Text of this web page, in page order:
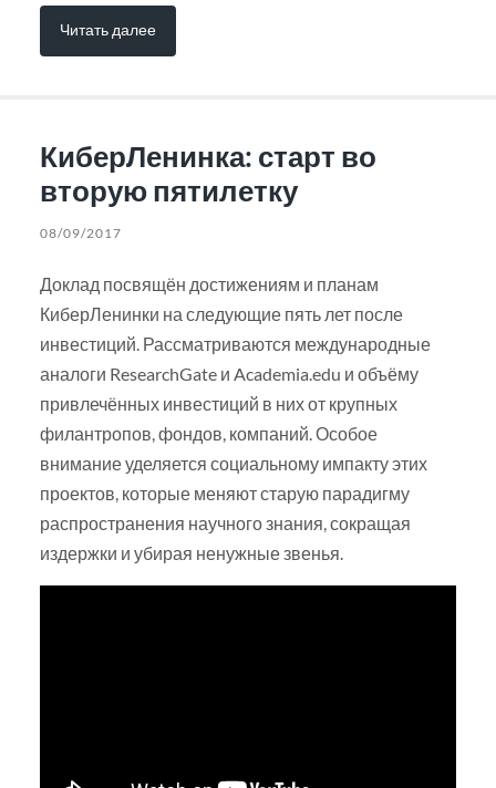
Читать далее
КиберЛенинка: старт во
вторую пятилетку
08/09/2017
Доклад посвящён достижениям и планам
КиберЛенинки на следующие пять лет после
инвестиций. Рассматриваются международные
аналоги ResearchGate и Academia.edu и объёму
привлечённых инвестиций в них от крупных
филантропов, фондов, компаний. Особое
внимание уделяется социальному импакту этих
проектов, которые меняют старую парадигму
распространения научного знания, сокращая
издержки и убирая ненужные звенья.